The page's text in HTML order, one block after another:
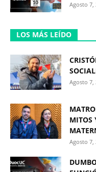
Agosto 7,
LOS MÁS LEÍDO
Agosto 7,
MITOS
Agosto 7,